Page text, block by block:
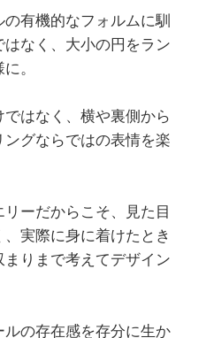
有機的なフォルムに馴
なく、大小の円をラン
。
はなく、横や裏側から
グならではの表情を楽
ーだからこそ、見た目
実際に身に着けたとき
りまで考えてデザイン
の存在感を存分に生か